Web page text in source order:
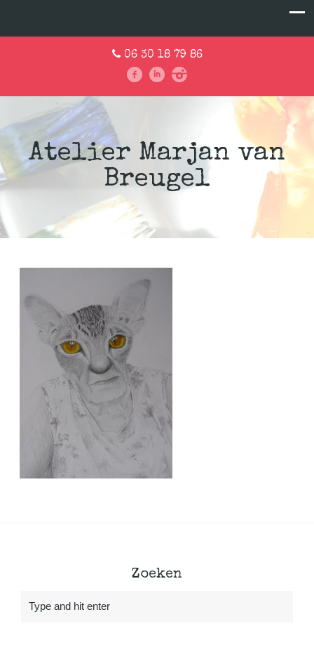
06 30 18 79 86
Atelier Marjan van
Breugel
Zoeken